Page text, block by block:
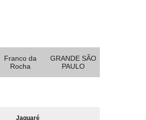
Franco da
Rocha
GRANDE SÃO
PAULO
Jaguaré